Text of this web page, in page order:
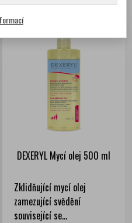
DEXERYL Mycí olej 500 ml
Zklidňující mycí olej
zamezující svědění
související se...